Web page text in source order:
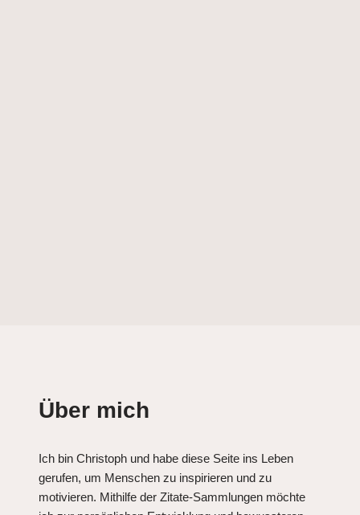
Über mich
Ich bin Christoph und habe diese Seite ins Leben
gerufen, um Menschen zu inspirieren und zu
motivieren. Mithilfe der Zitate-Sammlungen möchte